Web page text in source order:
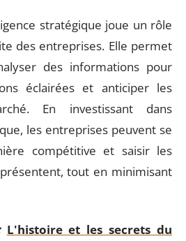
stratégique joue un rôle
des entreprises. Elle permet
des informations pour
éclairées et anticiper les
En investissant dans
les entreprises peuvent se
compétitive et saisir les
tout en minimisant
L'histoire et les secrets du